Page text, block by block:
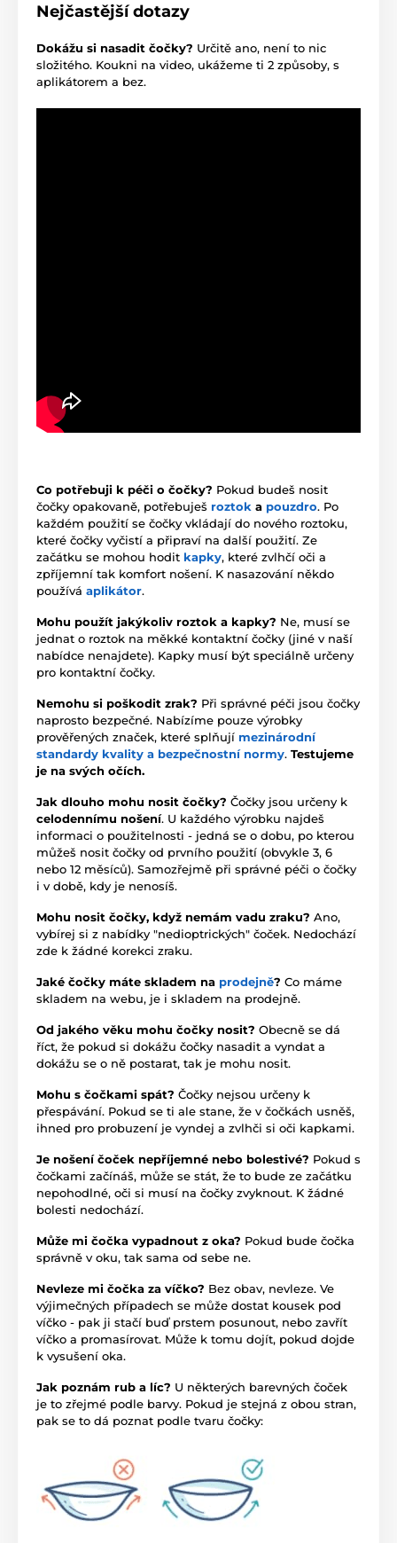
Nejčastější dotazy
Dokážu si nasadit čočky? Určitě ano, není to nic
složitého. Koukni na video, ukážeme ti 2 způsoby, s
aplikátorem a bez.
Co potřebuji k péči o čočky? Pokud budeš nosit
čočky opakovaně, potřebuješ roztok a pouzdro. Po
každém použití se čočky vkládají do nového roztoku,
které čočky vyčistí a připraví na další použití. Ze
začátku se mohou hodit kapky, které zvlhčí oči a
zpříjemní tak komfort nošení. K nasazování někdo
používá aplikátor.
Mohu použít jakýkoliv roztok a kapky? Ne, musí se
jednat o roztok na měkké kontaktní čočky (jiné v naší
nabídce nenajdete). Kapky musí být speciálně určeny
pro kontaktní čočky.
Nemohu si poškodit zrak? Při správné péči jsou čočky
naprosto bezpečné. Nabízíme pouze výrobky
prověřených značek, které splňují mezinárodní
standardy kvality a bezpečnostní normy. Testujeme
je na svých očích.
Jak dlouho mohu nosit čočky? Čočky jsou určeny k
celodennímu nošení. U každého výrobku najdeš
informaci o použitelnosti - jedná se o dobu, po kterou
můžeš nosit čočky od prvního použití (obvykle 3, 6
nebo 12 měsíců). Samozřejmě při správné péči o čočky
i v době, kdy je nenosíš.
Mohu nosit čočky, když nemám vadu zraku? Ano,
vybírej si z nabídky "nedioptrických" čoček. Nedochází
zde k žádné korekci zraku.
Jaké čočky máte skladem na prodejně? Co máme
skladem na webu, je i skladem na prodejně.
Od jakého věku mohu čočky nosit? Obecně se dá
říct, že pokud si dokážu čočky nasadit a vyndat a
dokážu se o ně postarat, tak je mohu nosit.
Mohu s čočkami spát? Čočky nejsou určeny k
přespávání. Pokud se ti ale stane, že v čočkách usněš,
ihned pro probuzení je vyndej a zvlhči si oči kapkami.
Je nošení čoček nepříjemné nebo bolestivé? Pokud s
čočkami začínáš, může se stát, že to bude ze začátku
nepohodlné, oči si musí na čočky zvyknout. K žádné
bolesti nedochází.
Může mi čočka vypadnout z oka? Pokud bude čočka
správně v oku, tak sama od sebe ne.
Nevleze mi čočka za víčko? Bez obav, nevleze. Ve
výjimečných případech se může dostat kousek pod
víčko - pak ji stačí buď prstem posunout, nebo zavřít
víčko a promasírovat. Může k tomu dojít, pokud dojde
k vysušení oka.
Jak poznám rub a líc? U některých barevných čoček
je to zřejmé podle barvy. Pokud je stejná z obou stran,
pak se to dá poznat podle tvaru čočky: